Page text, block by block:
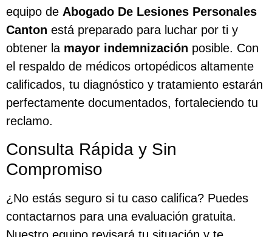
equipo de Abogado De Lesiones Personales
Canton está preparado para luchar por ti y
obtener la mayor indemnización posible. Con
el respaldo de médicos ortopédicos altamente
calificados, tu diagnóstico y tratamiento estarán
perfectamente documentados, fortaleciendo tu
reclamo.
Consulta Rápida y Sin
Compromiso
¿No estás seguro si tu caso califica? Puedes
contactarnos para una evaluación gratuita.
Nuestro equipo revisará tu situación y te